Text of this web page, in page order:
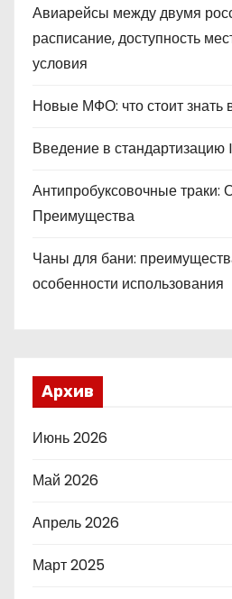
Авиарейсы между двумя
расписание, доступность
условия
Новые МФО: что стоит знать
Введение в стандартизацию
Антипробуксовочные траки:
Преимущества
Чаны для бани:
особенности использования
Архив
Июнь 2026
Май 2026
Апрель 2026
Март 2025